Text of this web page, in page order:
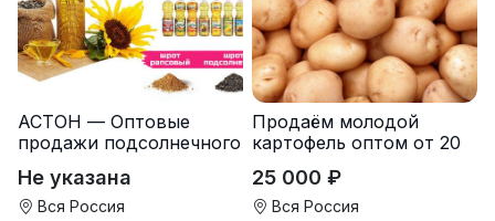
АСТОН — Оптовые
продажи подсолнечного
Экспорт
Не указана
Вся Россия
Продаём молодой
картофель оптом от 20
25 000 ₽
Вся Россия